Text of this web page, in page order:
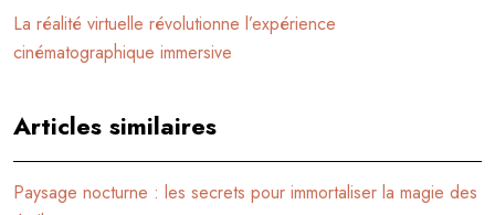
La réalité virtuelle révolutionne l’expérience
cinématographique immersive
Articles similaires
Paysage nocturne : les secrets pour immortaliser la magie des